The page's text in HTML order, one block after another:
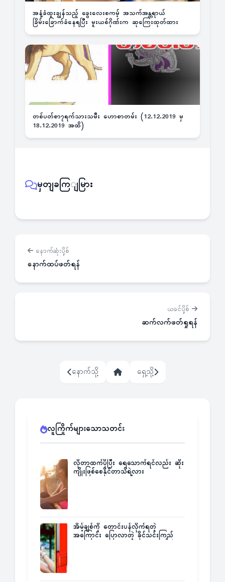
အနံ့ခံထူးချွန်သည့် ခွေးလေးစကမ့် အသက်အန္တရာယ်
ခြိမ်းခြောက်ခံနေရပြီး မူးယစ်ဂိုဏ်းက ဆုကြေးထုတ်ထား
တစ်ပတ်စာ၇ရက်သားသမီး ဟောစာတမ်း (12.12.2019 မှ
18.12.2019 အထိ)
မှတျခကြျမြား
နောက်ဆုံးပို့စ်
နောက်ထပ်ဖတ်ရန်
ယခင်ပို့စ်
ဆက်လက်ဖတ်ရှုရန်
နောက်သို့ ရှေ့သို့
လူကြိုက်များသောသတင်း
လိုတာထက်ပိုပြီး ရေသောက်ရင်လည်း ဆိုး
ကျိုးဖြစ်စေနိုင်တာသိရဲ့လား
အိမ့်ချစ်ကို တောင်းပန်လိုက်ရတဲ့
အကြောင်း ပြောလာတဲ့ ခိုင်သင်းကြည်